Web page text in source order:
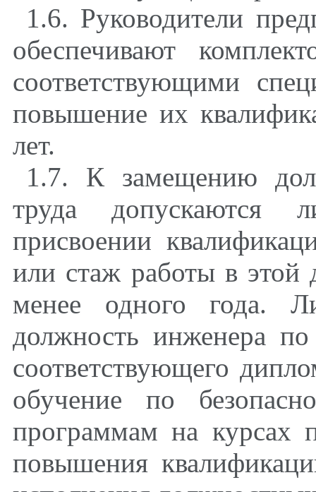
1.6. Руководители
обеспечивают
соответствующими
повышение их
лет.
1.7. К замещению
труда
присвоении
или стаж работы в этой
менее одного года.
должность инженера
соответствующего
обучение по
программам на курсах
повышения